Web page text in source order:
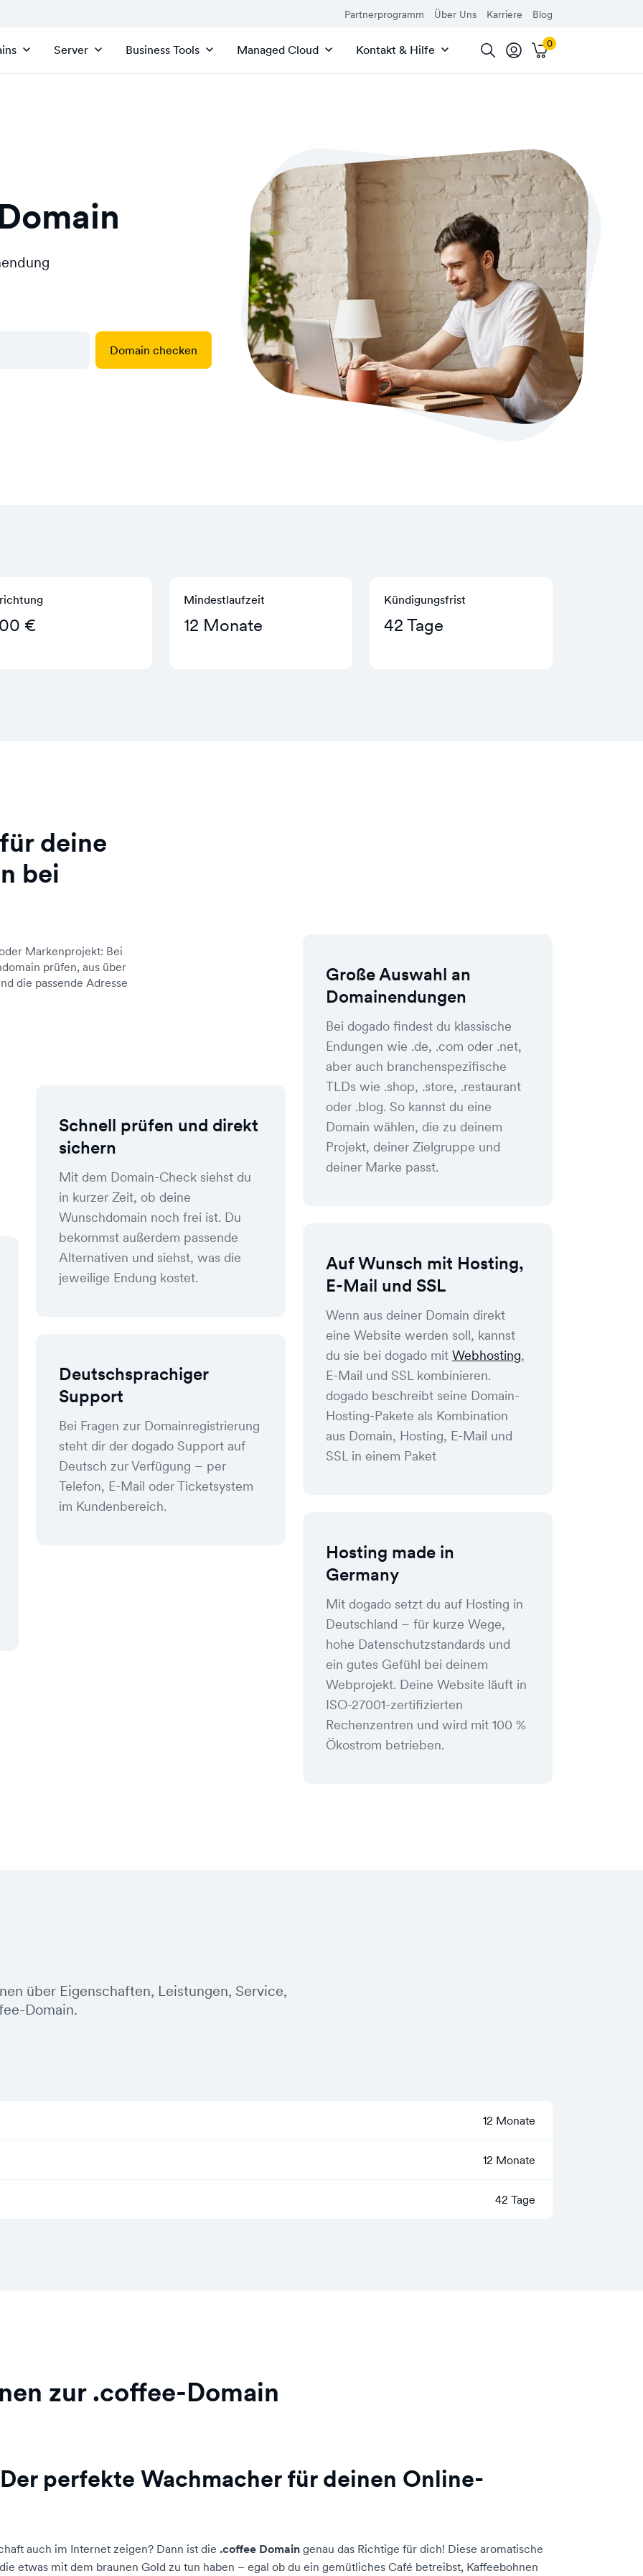
Partnerprogramm Über Uns Karriere Blog
Server Business Tools Managed Cloud Kontakt & Hilfe
Domain checken
€
Mindestlaufzeit
12 Monate
Kündigungs­frist
42 Tage
deine
bei
Markenprojekt: Bei
prüfen, aus über
die passende Adresse
Schnell prüfen und direkt
sichern
Mit dem Domain-Check siehst du
in kurzer Zeit, ob deine
Wunschdomain noch frei ist. Du
bekommst außerdem passende
Alternativen und siehst, was die
jeweilige Endung kostet.
Deutschsprachiger
Support
Bei Fragen zur Domainregistrierung
steht dir der dogado Support auf
Deutsch zur Verfügung – per
Telefon, E-Mail oder Ticketsystem
im Kundenbereich.
Große Auswahl an
Domainendungen
Bei dogado findest du klassische
Endungen wie .de, .com oder .net,
aber auch branchenspezifische
TLDs wie .shop, .store, .restaurant
oder .blog. So kannst du eine
Domain wählen, die zu deinem
Projekt, deiner Zielgruppe und
deiner Marke passt.
Auf Wunsch mit Hosting,
E-Mail und SSL
Wenn aus deiner Domain direkt
eine Website werden soll, kannst
du sie bei dogado mit Webhosting,
E-Mail und SSL kombinieren.
dogado beschreibt seine Domain-
Hosting-Pakete als Kombination
aus Domain, Hosting, E-Mail und
SSL in einem Paket
Hosting made in
Germany
Mit dogado setzt du auf Hosting in
Deutschland – für kurze Wege,
hohe Datenschutzstandards und
ein gutes Gefühl bei deinem
Webprojekt. Deine Website läuft in
ISO-27001-zertifizierten
Rechenzentren und wird mit 100 %
Ökostrom betrieben.
über Eigenschaften, Leistungen, Service,
Domain.
12 Monate
12 Monate
42 Tage
zur .coffee-Domain
perfekte Wachmacher für deinen Online-
auch im Internet zeigen? Dann ist die .coffee Domain genau das Richtige für dich! Diese aromatische
etwas mit dem braunen Gold zu tun haben – egal ob du ein gemütliches Café betreibst, Kaffeebohnen